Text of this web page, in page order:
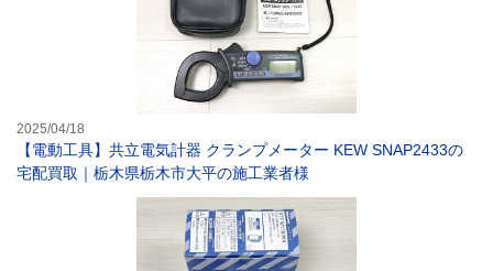
2025/04/18
【電動工具】共立電気計器 クランプメーター KEW SNAP2433の
宅配買取｜栃木県栃木市大平の施工業者様